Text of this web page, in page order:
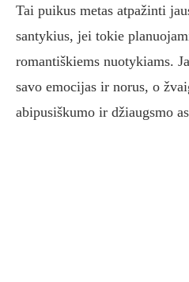
Tai puikus metas atpažinti
santykius, jei tokie
romantiškiems nuotykiams.
savo emocijas ir norus, o
abipusiškumo ir džiaugsmo